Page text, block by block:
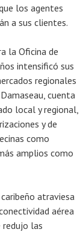
los agentes
a sus clientes.
la Oficina de
intensificó sus
regionales
cuenta
local y regional,
y de
como
amplios como
atraviesa
aérea
redujo las